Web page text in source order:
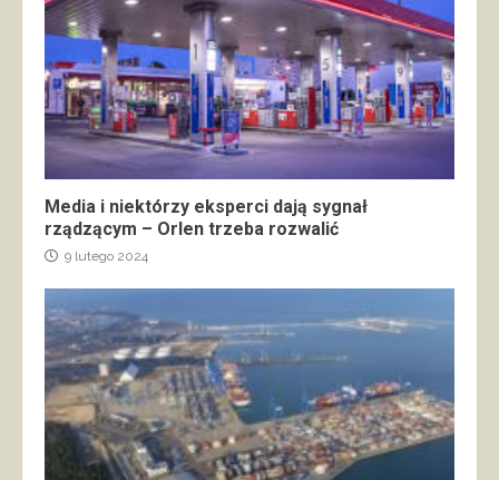
Media i niektórzy eksperci dają sygnał
rządzącym – Orlen trzeba rozwalić
9 lutego 2024